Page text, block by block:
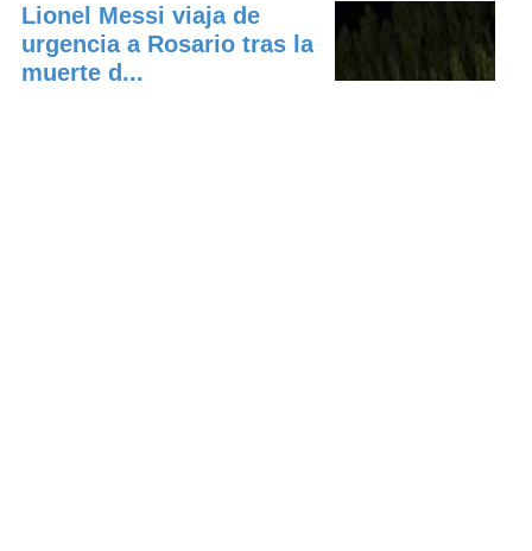
Lionel Messi viaja de
urgencia a Rosario tras la
muerte d...